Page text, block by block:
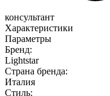
консультант
Характеристики
Параметры
Бренд:
Lightstar
Страна бренда:
Италия
Стиль: